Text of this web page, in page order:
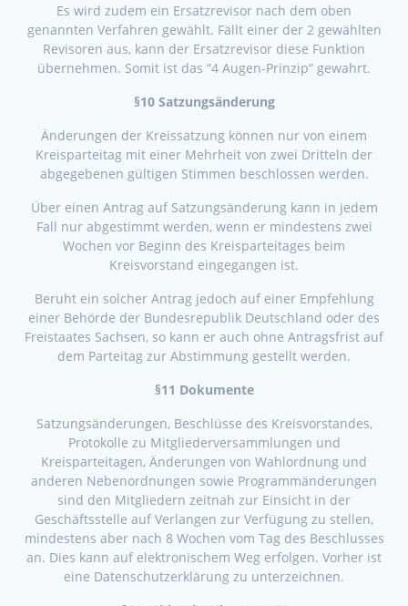
Es wird zudem ein Ersatzrevisor nach dem oben
genannten Verfahren gewählt. Fällt einer der 2 gewählten
Revisoren aus, kann der Ersatzrevisor diese Funktion
übernehmen. Somit ist das “4 Augen-Prinzip“ gewahrt.
§10 Satzungsänderung
Änderungen der Kreissatzung können nur von einem
Kreisparteitag mit einer Mehrheit von zwei Dritteln der
abgegebenen gültigen Stimmen beschlossen werden.
Über einen Antrag auf Satzungsänderung kann in jedem
Fall nur abgestimmt werden, wenn er mindestens zwei
Wochen vor Beginn des Kreisparteitages beim
Kreisvorstand eingegangen ist.
Beruht ein solcher Antrag jedoch auf einer Empfehlung
einer Behörde der Bundesrepublik Deutschland oder des
Freistaates Sachsen, so kann er auch ohne Antragsfrist auf
dem Parteitag zur Abstimmung gestellt werden.
§11 Dokumente
Satzungsänderungen, Beschlüsse des Kreisvorstandes,
Protokolle zu Mitgliederversammlungen und
Kreisparteitagen, Änderungen von Wahlordnung und
anderen Nebenordnungen sowie Programmänderungen
sind den Mitgliedern zeitnah zur Einsicht in der
Geschäftsstelle auf Verlangen zur Verfügung zu stellen,
mindestens aber nach 8 Wochen vom Tag des Beschlusses
an. Dies kann auf elektronischem Weg erfolgen. Vorher ist
eine Datenschutzerklärung zu unterzeichnen.